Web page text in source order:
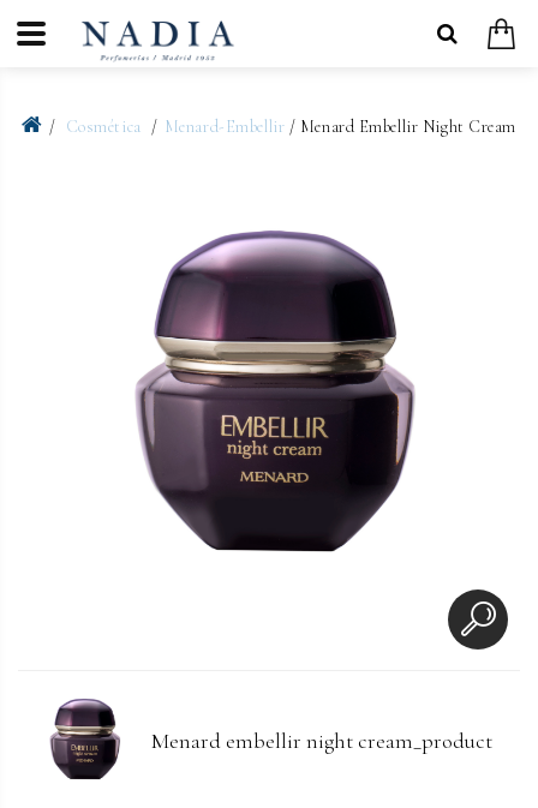
Cosmética Menard-Embellir / Menard Embellir Night Cream
Menard embellir night cream_product